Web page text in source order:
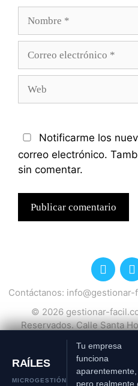
Notificarme los
correo electrónico.
sin comentar.
Contáctanos: info@gestionar-
© 2026 gestionar-
Reservados. Calle Santa
Política de privacidad
RAÍLES
MICROGESTIÓN
Tu empresa
funciona
aparentemente,
pero realmente